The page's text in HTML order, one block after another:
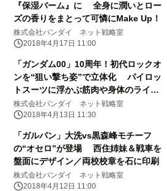
『保湿バーム』に 全身に潤いとロー
ズの香りをまとって可憐にMake Up！
株式会社バンダイ ネット戦略室
2018年4月17日 11:00
「ガンダム00」10周年！初代ロックオ
ンを“狙い撃ち姿”で立体化 パイロッ
トスーツに浮かぶ筋肉や身体のライン
まで再現
株式会社バンダイ ネット戦略室
2018年4月13日 11:30
「ガルパン」大洗vs黒森峰モチーフ
の“オセロ”が登場 西住姉妹＆戦車を
盤面にデザイン／両校校章を石に印刷
株式会社バンダイ ネット戦略室
2018年4月12日 11:00